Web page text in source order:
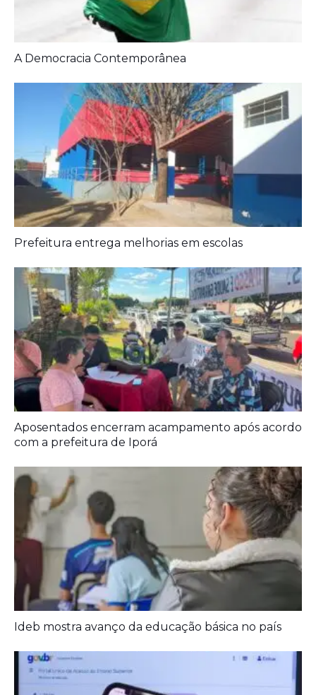
A Democracia Contemporânea
Prefeitura entrega melhorias em escolas
Aposentados encerram acampamento após acordo
com a prefeitura de Iporá
Ideb mostra avanço da educação básica no país